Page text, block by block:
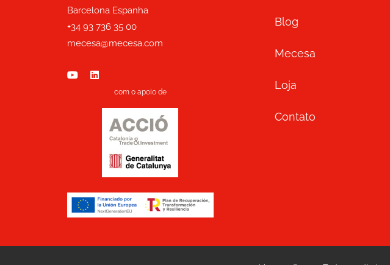
Barcelona Espanha
+34 93 736 35 00
mecesa@mecesa.com
com o apoio de
Blog
Mecesa
Loja
Contato